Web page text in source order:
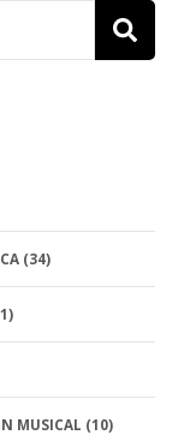
(34)
MUSICAL (10)